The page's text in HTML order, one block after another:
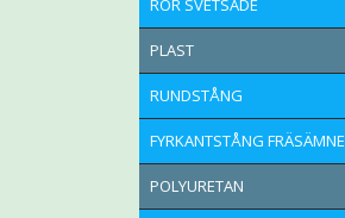
RÖR SVETSADE
PLAST
RUNDSTÅNG
FYRKANTSTÅNG FRÄSÄMNE
POLYURETAN